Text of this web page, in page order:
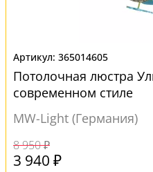
365014605
Потолочная люстра
современном стиле
MW-Light (Германия)
8 950 ₽
3 940 ₽